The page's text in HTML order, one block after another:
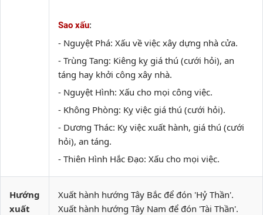
Sao xấu:
- Nguyệt Phá: Xấu về việc xây dựng nhà cửa.
- Trùng Tang: Kiêng kỵ giá thú (cưới hỏi), an
táng hay khởi công xây nhà.
- Nguyệt Hình: Xấu cho mọi công việc.
- Không Phòng: Kỵ việc giá thú (cưới hỏi).
- Dương Thác: Kỵ việc xuất hành, giá thú (cưới
hỏi), an táng.
- Thiên Hình Hắc Đạo: Xấu cho mọi việc.
Hướng
xuất
Xuất hành hướng Tây Bắc để đón 'Hỷ Thần'.
Xuất hành hướng Tây Nam để đón 'Tài Thần'.